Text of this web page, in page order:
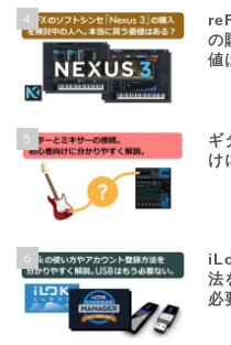
4
の
値
5
ギ
け
6
法
必